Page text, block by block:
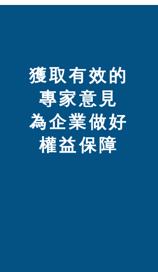
獲取有效的
專家意見
為企業做好
權益保障